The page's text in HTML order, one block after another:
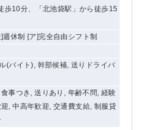
歩10分、「北池袋駅」から徒歩15
週休制 [ア]完全自由シフト制
(バイト), 幹部候補, 送りドライバ
事つき, 送りあり, 年齢不問, 経験
, 中高年歓迎, 交通費支給, 制服貸